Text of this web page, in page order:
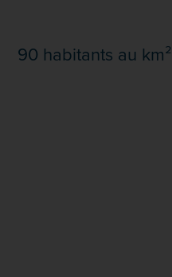
90 habitants au km²